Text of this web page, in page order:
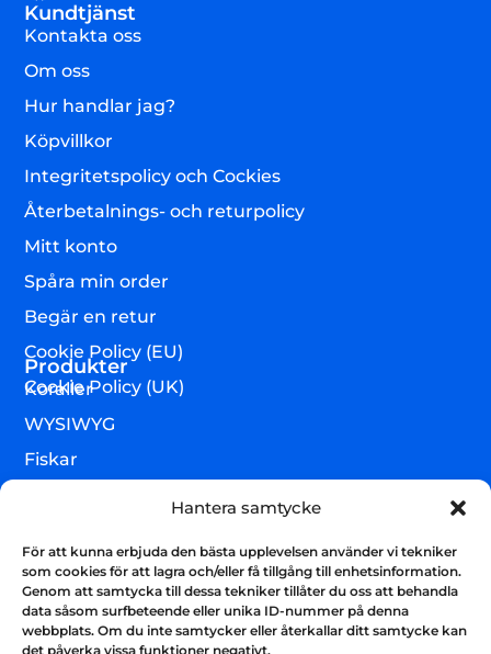
Hantera samtycke
För att kunna erbjuda den bästa upplevelsen använder vi tekniker
som cookies för att lagra och/eller få tillgång till enhetsinformation.
Genom att samtycka till dessa tekniker tillåter du oss att behandla
data såsom surfbeteende eller unika ID-nummer på denna
webbplats. Om du inte samtycker eller återkallar ditt samtycke kan
det påverka vissa funktioner negativt.
Kundtjänst
Kontakta oss
Om oss
Hur handlar jag?
Köpvillkor
Integritetspolicy och Cockies
Återbetalnings- och returpolicy
Mitt konto
Spåra min order
Begär en retur
Cookie Policy (EU)
Cookie Policy (UK)
Produkter
Koraller
WYSIWYG
Fiskar
Teknik & utrustning
Varumärken
Akvarium & sump